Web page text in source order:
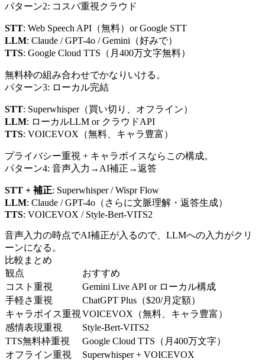
パターン2: コスパ重視クラウド
STT: Web Speech API（無料）or Google STT
LLM: Claude / GPT-4o / Gemini（好みで）
TTS: Google Cloud TTS（月400万文字無料）
無料枠の組み合わせでかなりいける。
パターン3: ローカル完結
STT: Superwhisper（買い切り、オフライン）
LLM: ローカルLLM or クラウドAPI
TTS: VOICEVOX（無料、キャラ豊富）
プライバシー重視 + キャラボイスならこの構成。
パターン4: 音声入力→AI補正→返答
STT + 補正: Superwhisper / Wispr Flow
LLM: Claude / GPT-4o（さらに文脈理解・返答生成）
TTS: VOICEVOX / Style-Bert-VITS2
音声入力の時点でAI補正が入るので、LLMへの入力がクリ
ーンになる。
比較まとめ
観点
おすすめ
コスト重視
Gemini Live API or ローカル構成
手軽さ重視
ChatGPT Plus（$20/月定額）
キャラボイス重視 VOICEVOX（無料、キャラ豊富）
感情表現重視
Style-Bert-VITS2
TTS無料枠重視
Google Cloud TTS（月400万文字）
オフライン重視
Superwhisper + VOICEVOX